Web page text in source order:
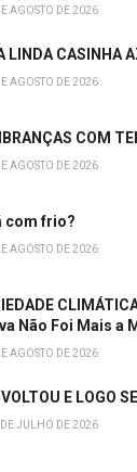
AGOSTO DE 2026
LINDA CASINHA
AGOSTO DE 2026
COM
AGOSTO DE 2026
com frio?
AGOSTO DE 2026
Não Foi Mais a
AGOSTO DE 2026
E LOGO SE
JULHO DE 2026